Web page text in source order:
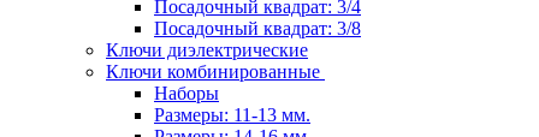
Посадочный квадрат: 3/4
Посадочный квадрат: 3/8
Ключи диэлектрические
Ключи комбинированные
Наборы
Размеры: 11-13 мм.